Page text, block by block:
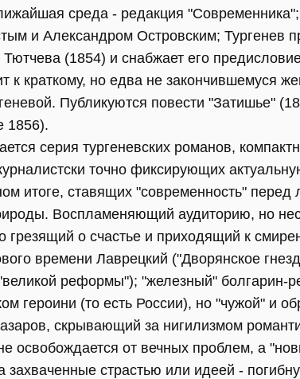
среда - редакция
и Александром Островским; Тургенев
(1854) и снабжает его
к краткому, но едва не закончившемуся
Публикуются повести "Затишье"
1856).
серия тургеневских романов,
точно фиксирующих
итоге, ставящих "современность"
Воспламеняющий аудиторию, но
грезящий о счастье и приходящий к
времени Лаврецкий ("Дворянское
реформы"); "железный" болгарин-
героини (то есть России), но "чужой" и
скрывающий за нигилизмом
освобождается от вечных проблем, а
страстью или идеей -